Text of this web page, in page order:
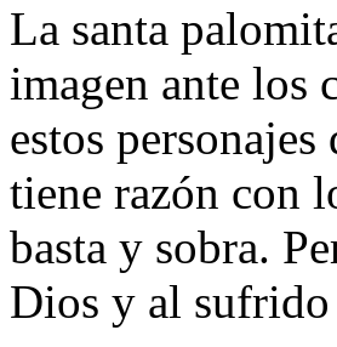
La santa
imagen ante los
estos
tiene razón con
basta y sobra.
Dios y al